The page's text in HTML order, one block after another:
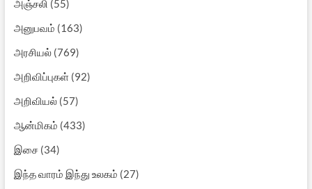
அஞ்சலி (55)
அனுபவம் (163)
அரசியல்(769)
அறிவிப்புகள்(92)
அறிவியல்(57)
ஆன்மிகம் (433)
இசை(34)
இந்த வாரம் இந்து உலகம் (27)